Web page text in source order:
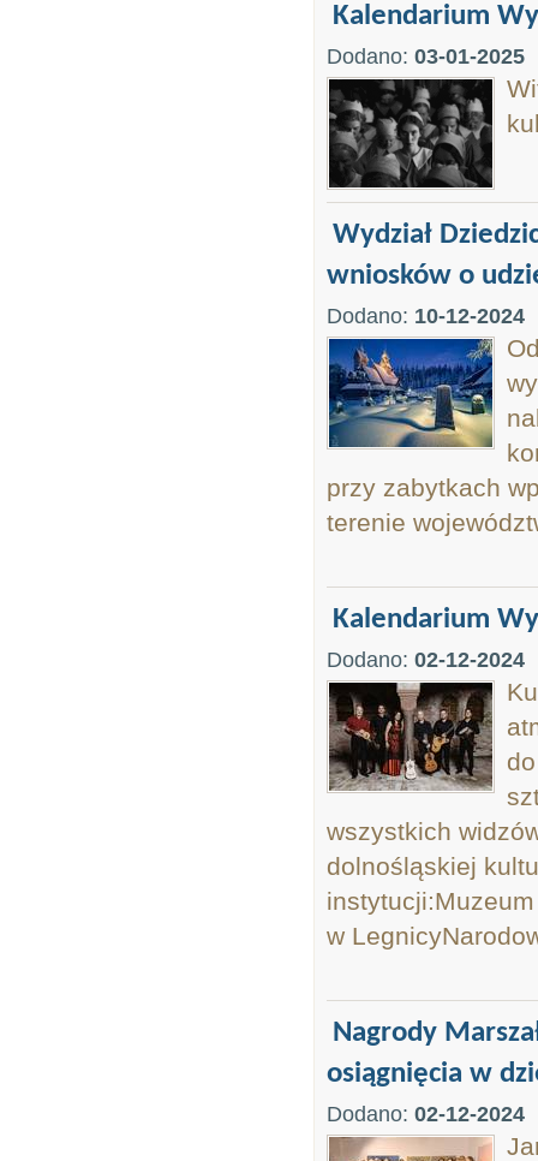
Kalendarium
Dodano: 03-01-2025
Wydział
wniosków o
Dodano: 10-12-2024
przy zabytkach
terenie
Kalendarium
Dodano: 02-12-2024
wszystkich
dolnośląskiej
w
Nagrody
osiągnięcia w
Dodano: 02-12-2024